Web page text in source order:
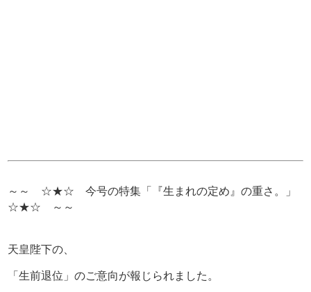
～～ ☆★☆ 今号の特集「『生まれの定め』の重さ。」
☆★☆ ～～
天皇陛下の、
「生前退位」のご意向が報じられました。